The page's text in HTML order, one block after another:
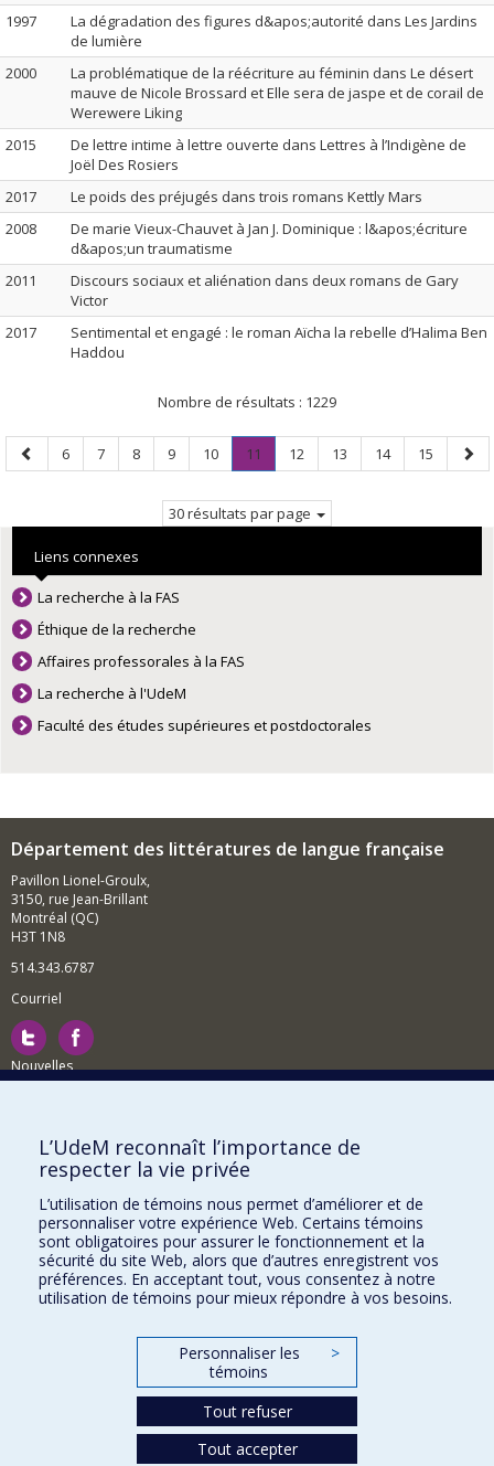
1997
La dégradation des figures d&apos;autorité dans Les Jardins
de lumière
2000
La problématique de la réécriture au féminin dans Le désert
mauve de Nicole Brossard et Elle sera de jaspe et de corail de
Werewere Liking
2015
De lettre intime à lettre ouverte dans Lettres à l’Indigène de
Joël Des Rosiers
2017
Le poids des préjugés dans trois romans Kettly Mars
2008
De marie Vieux-Chauvet à Jan J. Dominique : l&apos;écriture
d&apos;un traumatisme
2011
Discours sociaux et aliénation dans deux romans de Gary
Victor
2017
Sentimental et engagé : le roman Aïcha la rebelle d’Halima Ben
Haddou
Nombre de résultats : 1229
Page
précédente
Page
6 Page
7 Page
8 Page
9 Page
10 Page
11
Page
Page
12 Page
13 Page
14 Page
15
Page
30 résultats par page
Liens connexes
La recherche à la FAS
Éthique de la recherche
Affaires professorales à la FAS
La recherche à l'UdeM
Faculté des études supérieures et postdoctorales
Département des littératures de langue française
Pavillon Lionel-Groulx,
3150, rue Jean-Brillant
Montréal (QC)
H3T 1N8
514.343.6787
Courriel
Nouvelles
Comment soutenir le Département?
BESOIN D'AIDE?
Plan du site
Signaler une erreur
Accessibilité
FACULTÉ DES ARTS ET DES SCIENCES
Nos départements et écoles
L’UdeM reconnaît l’importance de
respecter la vie privée
L’utilisation de témoins nous permet d’améliorer et de
personnaliser votre expérience Web. Certains témoins
sont obligatoires pour assurer le fonctionnement et la
sécurité du site Web, alors que d’autres enregistrent vos
préférences. En acceptant tout, vous consentez à notre
utilisation de témoins pour mieux répondre à vos besoins.
Personnaliser les
témoins
>
Tout refuser
Tout accepter